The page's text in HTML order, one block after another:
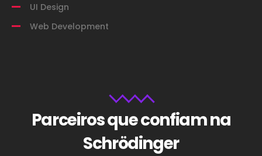
UI Design
Web Development
Parceiros que confiam na
Schrödinger